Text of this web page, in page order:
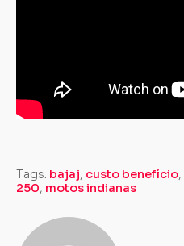
Tags: bajaj, custo benefício,
250, motos indianas